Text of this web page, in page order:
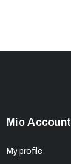
Mio Account
My profile